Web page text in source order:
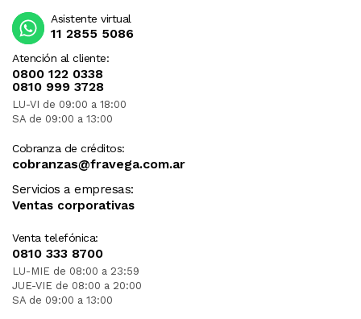
Atención al cliente:
0800 122 0338
0810 999 3728
LU-VI de 09:00 a 18:00
SA de 09:00 a 13:00
Cobranza de créditos:
cobranzas@fravega.com.ar
Servicios a empresas:
Ventas corporativas
Venta telefónica:
0810 333 8700
LU-MIE de 08:00 a 23:59
JUE-VIE de 08:00 a 20:00
SA de 09:00 a 13:00
Asistente virtual
11 2855 5086